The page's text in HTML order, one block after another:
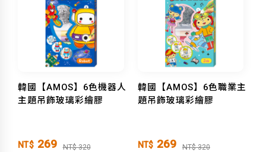
韓國【AMOS】6色機器人
主題吊飾玻璃彩繪膠
NT$ 269 NT$ 320
韓國【AMOS】6色職業主
題吊飾玻璃彩繪膠
NT$ 269 NT$ 320